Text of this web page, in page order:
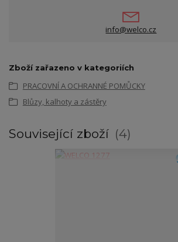
info@welco.cz
Zboží zařazeno v kategoriích
PRACOVNÍ A OCHRANNÉ POMŮCKY
Blůzy, kalhoty a zástěry
Související zboží 4